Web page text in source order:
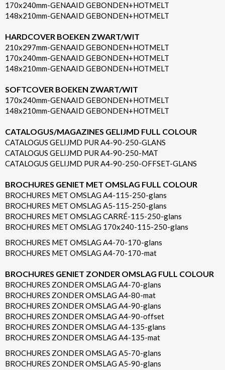
170x240mm-GENAAID GEBONDEN+HOTMELT
148x210mm-GENAAID GEBONDEN+HOTMELT
HARDCOVER BOEKEN ZWART/WIT
210x297mm-GENAAID GEBONDEN+HOTMELT
170x240mm-GENAAID GEBONDEN+HOTMELT
148x210mm-GENAAID GEBONDEN+HOTMELT
SOFTCOVER BOEKEN ZWART/WIT
170x240mm-GENAAID GEBONDEN+HOTMELT
148x210mm-GENAAID GEBONDEN+HOTMELT
CATALOGUS/MAGAZINES GELIJMD FULL COLOUR
CATALOGUS GELIJMD PUR A4-90-250-GLANS
CATALOGUS GELIJMD PUR A4-90-250-MAT
CATALOGUS GELIJMD PUR A4-90-250-OFFSET-GLANS
BROCHURES GENIET MET OMSLAG FULL COLOUR
BROCHURES MET OMSLAG A4-115-250-glans
BROCHURES MET OMSLAG A5-115-250-glans
BROCHURES MET OMSLAG CARRÉ-115-250-glans
BROCHURES MET OMSLAG 170x240-115-250-glans
BROCHURES MET OMSLAG A4-70-170-glans
BROCHURES MET OMSLAG A4-70-170-mat
BROCHURES GENIET ZONDER OMSLAG FULL COLOUR
BROCHURES ZONDER OMSLAG A4-70-glans
BROCHURES ZONDER OMSLAG A4-80-mat
BROCHURES ZONDER OMSLAG A4-90-glans
BROCHURES ZONDER OMSLAG A4-90-offset
BROCHURES ZONDER OMSLAG A4-135-glans
BROCHURES ZONDER OMSLAG A4-135-mat
BROCHURES ZONDER OMSLAG A5-70-glans
BROCHURES ZONDER OMSLAG A5-90-glans